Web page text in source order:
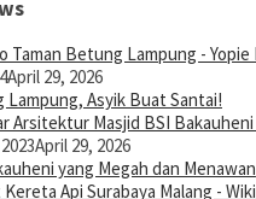
April 29, 2026
Lampung, Asyik Buat Santai!
April 29, 2026
yang Megah dan Menawan